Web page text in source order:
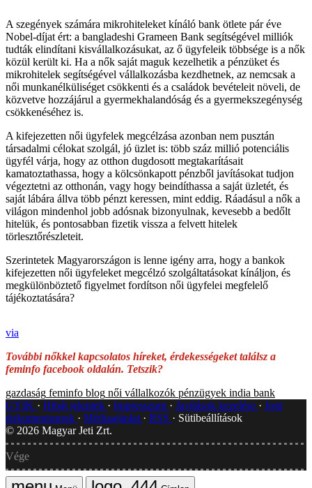
A szegények számára mikrohiteleket kínáló bank ötlete pár éve
Nobel-díjat ért: a bangladeshi Grameen Bank segítségével milliók
tudták elindítani kisvállalkozásukat, az ő ügyfeleik többsége is a nők
közül került ki. Ha a nők saját maguk kezelhetik a pénzüket és
mikrohitelek segítségével vállalkozásba kezdhetnek, az nemcsak a
női munkanélküliséget csökkenti és a családok bevételeit növeli, de
közvetve hozzájárul a gyermekhalandóság és a gyermekszegénység
csökkenéséhez is.
A kifejezetten női ügyfelek megcélzása azonban nem pusztán
társadalmi célokat szolgál, jó üzlet is: több száz millió potenciális
ügyfél várja, hogy az otthon dugdosott megtakarításait
kamatoztathassa, hogy a kölcsönkapott pénzből javításokat tudjon
végeztetni az otthonán, vagy hogy beindíthassa a saját üzletét, és
saját lábára állva több pénzt keressen, mint eddig. Ráadásul a nők a
világon mindenhol jobb adósnak bizonyulnak, kevesebb a bedőlt
hitelük, és pontosabban fizetik vissza a felvett hitelek
törlesztőrészleteit.
Szerintetek Magyarországon is lenne igény arra, hogy a bankok
kifejezetten női ügyfeleket megcélzó szolgáltatásokat kínáljon, és
megkülönböztető figyelmet fordítson női ügyfelei megfelelő
tájékoztatására?
via
További nőkkel kapcsolatos híreket, érdekességeket találsz a
feminfo facebook oldalán. Tetszik?
gazdaság feminfo blog női vállalkozók pénzügyek india bank
GYIK
Hibát jelentek Impresszum Javítások kezelése
Jogi
dokumentumok
Médiaajánlat RSS
Sütibeállítások
© 2026 Magyar Jeti Zrt.
Vége